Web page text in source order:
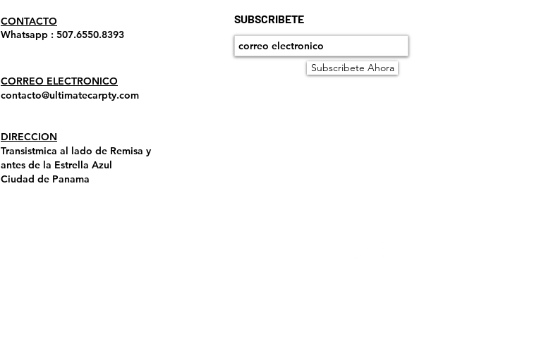
​CONTACTO
Whatsapp : 507.6550.8393
CORREO ELECTRONICO
contacto@ultimatecarpty.com
SUBSCRIBETE
Subscribete Ahora
DIRECCION
Transistmica al lado de Remisa y
antes de la Estrella Azul
Ciudad de Panama